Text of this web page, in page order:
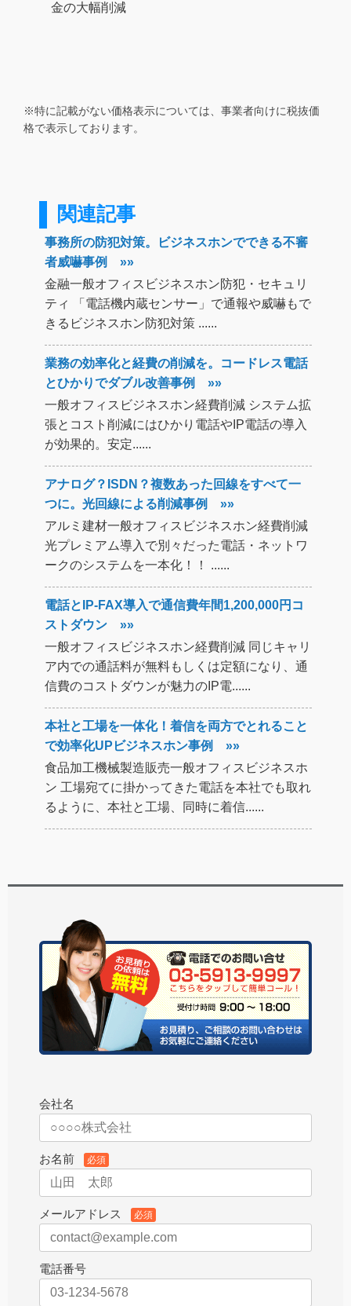
金の大幅削減
※特に記載がない価格表示については、事業者向けに税抜価
格で表示しております。
関連記事
事務所の防犯対策。ビジネスホンでできる不審
者威嚇事例 »»
金融一般オフィスビジネスホン防犯・セキュリ
ティ 「電話機内蔵センサー」で通報や威嚇もで
きるビジネスホン防犯対策 ......
業務の効率化と経費の削減を。コードレス電話
とひかりでダブル改善事例 »»
一般オフィスビジネスホン経費削減 システム拡
張とコスト削減にはひかり電話やIP電話の導入
が効果的。安定......
アナログ？ISDN？複数あった回線をすべて一
つに。光回線による削減事例 »»
アルミ建材一般オフィスビジネスホン経費削減
光プレミアム導入で別々だった電話・ネットワ
ークのシステムを一本化！！ ......
電話とIP-FAX導入で通信費年間1,200,000円コ
ストダウン »»
一般オフィスビジネスホン経費削減 同じキャリ
ア内での通話料が無料もしくは定額になり、通
信費のコストダウンが魅力のIP電......
本社と工場を一体化！着信を両方でとれること
で効率化UPビジネスホン事例 »»
食品加工機械製造販売一般オフィスビジネスホ
ン 工場宛てに掛かってきた電話を本社でも取れ
るように、本社と工場、同時に着信......
会社名
お名前 必須
メールアドレス 必須
電話番号